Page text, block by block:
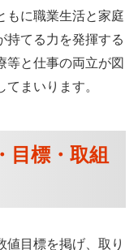
もに職業生活と家庭
持てる力を発揮する
等と仕事の両立が図
まいります。
目標・取組
値目標を掲げ、取り